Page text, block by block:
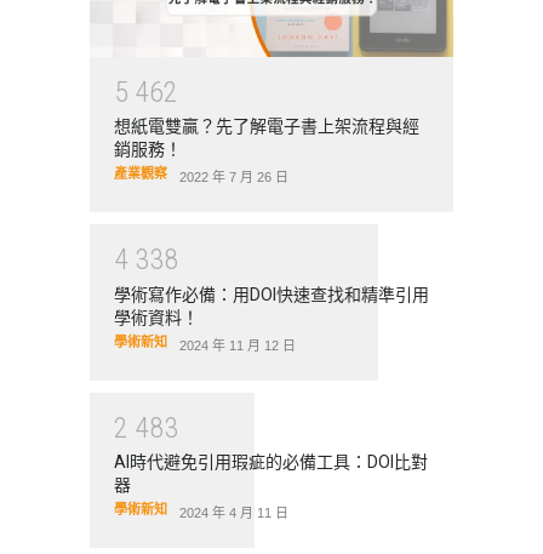
5 462
想紙電雙贏？先了解電子書上架流程與經
銷服務！
產業觀察 2022 年 7 月 26 日
4 338
學術寫作必備：用DOI快速查找和精準引用
學術資料！
學術新知 2024 年 11 月 12 日
2 483
AI時代避免引用瑕疵的必備工具：DOI比對
器
學術新知 2024 年 4 月 11 日